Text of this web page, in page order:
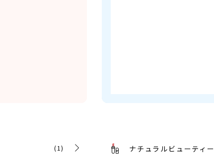
(1) ナチュラルビューティー